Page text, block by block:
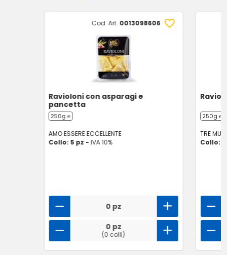
Cod. Art. 0013098606
Ravioloni con asparagi e
pancetta
250g ℮
AMO ESSERE ECCELLENTE
Collo: 5 pz - IVA 10%
0 pz
0 pz
(0 colli)
250g ℮
TRE
Collo: